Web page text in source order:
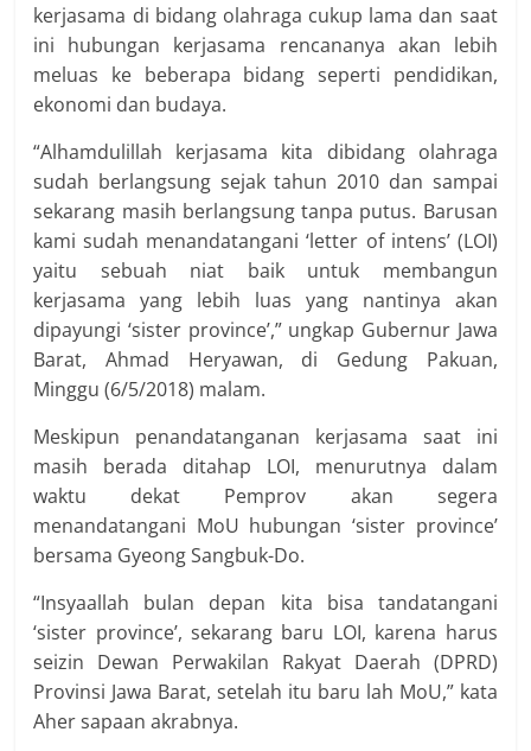
kerjasama di bidang olahraga cukup lama dan saat
ini hubungan kerjasama rencananya akan lebih
meluas ke beberapa bidang seperti pendidikan,
ekonomi dan budaya.
“Alhamdulillah kerjasama kita dibidang olahraga
sudah berlangsung sejak tahun 2010 dan sampai
sekarang masih berlangsung tanpa putus. Barusan
kami sudah menandatangani ‘letter of intens’ (LOI)
yaitu sebuah niat baik untuk membangun
kerjasama yang lebih luas yang nantinya akan
dipayungi ‘sister province’,” ungkap Gubernur Jawa
Barat, Ahmad Heryawan, di Gedung Pakuan,
Minggu (6/5/2018) malam.
Meskipun penandatanganan kerjasama saat ini
masih berada ditahap LOI, menurutnya dalam
waktu dekat Pemprov akan segera
menandatangani MoU hubungan ‘sister province’
bersama Gyeong Sangbuk-Do.
“Insyaallah bulan depan kita bisa tandatangani
‘sister province’, sekarang baru LOI, karena harus
seizin Dewan Perwakilan Rakyat Daerah (DPRD)
Provinsi Jawa Barat, setelah itu baru lah MoU,” kata
Aher sapaan akrabnya.